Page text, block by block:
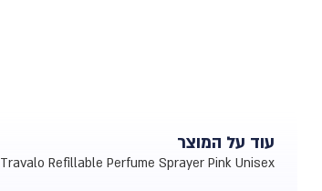
עוד על המוצר
Travalo Refillable Perfume Sprayer Pink Unisex